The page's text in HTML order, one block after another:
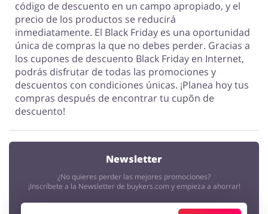
código de descuento en un campo apropiado, y el
precio de los productos se reducirá
inmediatamente. El Black Friday es una oportunidad
única de compras la que no debes perder. Gracias a
los cupones de descuento Black Friday en Internet,
podrás disfrutar de todas las promociones y
descuentos con condiciones únicas. ¡Planea hoy tus
compras después de encontrar tu cupõn de
descuento!
Newsletter
¿No quieres perder las mejores promociones?
¡Inscríbete a la Newsletter de buykers.com y empieza a ahorrar!